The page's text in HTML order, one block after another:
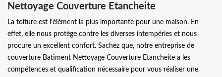
Nettoyage Couverture Etancheite
La toiture est l’élément la plus importante pour une maison. En
effet, elle nous protège contre les diverses intempéries et nous
procure un excellent confort. Sachez que, notre entreprise de
couverture Batiment Nettoyage Couverture Etancheite a les
compétences et qualification nécessaire pour vous réaliser une